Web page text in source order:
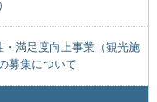
・満足度向上事業（観光施
募集について